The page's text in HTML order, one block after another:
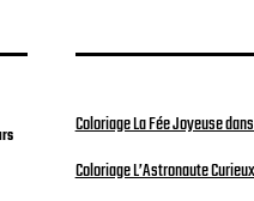
Coloriage La Fée Joyeuse
Coloriage L’Astronaute